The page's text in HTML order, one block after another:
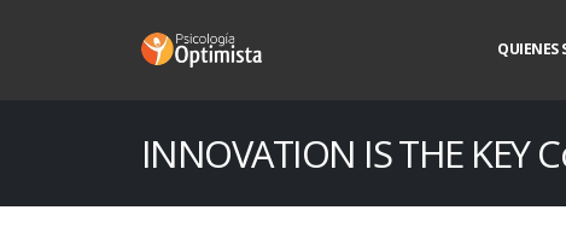
QUIENES
INNOVATION IS THE KEY